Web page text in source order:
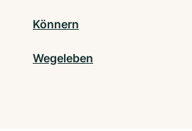
Könnern
Wegeleben